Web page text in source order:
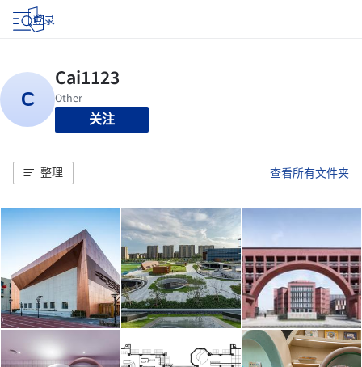
登录
关注
整理 查看所有文件夹